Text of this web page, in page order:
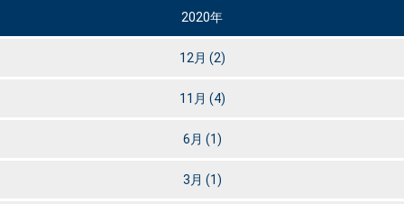
2020年
12月 (2)
11月 (4)
6月 (1)
3月 (1)